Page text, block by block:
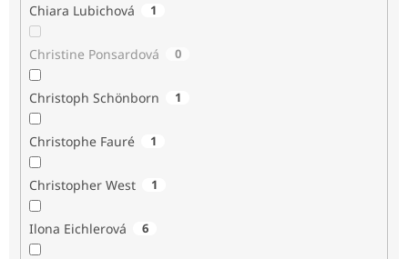
Chiara Lubichová 1
Christine Ponsardová 0
Christoph Schönborn 1
Christophe Fauré 1
Christopher West 1
Ilona Eichlerová 6